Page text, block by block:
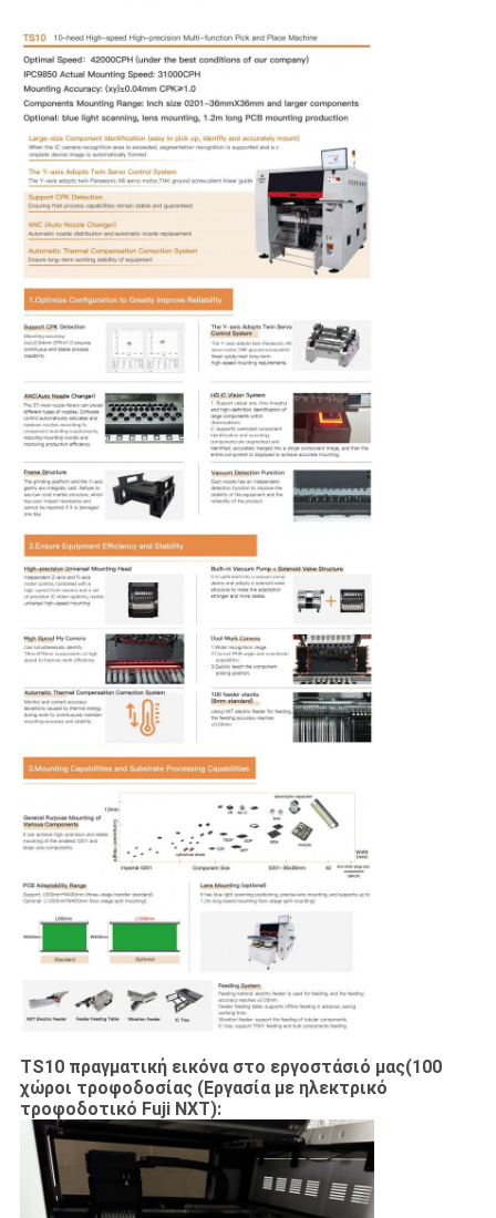
TS10 πραγματική εικόνα στο εργοστάσιό μας(100
χώροι τροφοδοσίας (Εργασία με ηλεκτρικό
τροφοδοτικό Fuji NXT):